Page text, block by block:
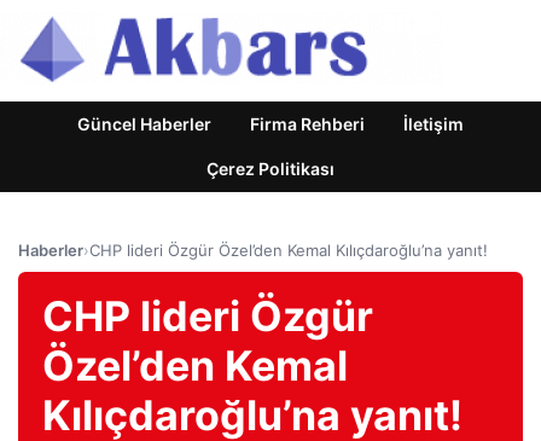
Güncel Haberler Firma Rehberi İletişim
Çerez Politikası
Haberler›CHP lideri Özgür Özel’den Kemal Kılıçdaroğlu’na yanıt!
CHP lideri Özgür
Özel’den Kemal
Kılıçdaroğlu’na yanıt!